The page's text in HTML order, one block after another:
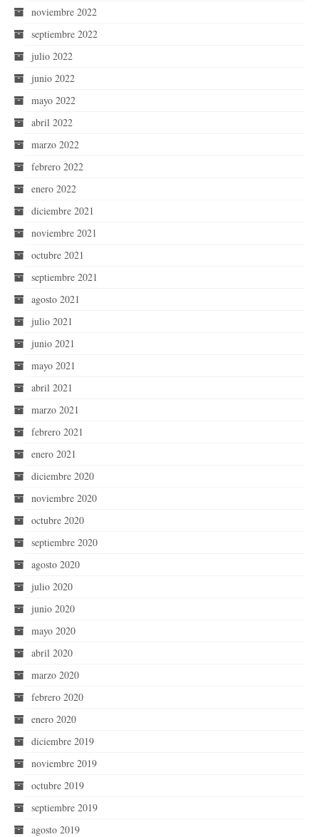
noviembre 2022
septiembre 2022
julio 2022
junio 2022
mayo 2022
abril 2022
marzo 2022
febrero 2022
enero 2022
diciembre 2021
noviembre 2021
octubre 2021
septiembre 2021
agosto 2021
julio 2021
junio 2021
mayo 2021
abril 2021
marzo 2021
febrero 2021
enero 2021
diciembre 2020
noviembre 2020
octubre 2020
septiembre 2020
agosto 2020
julio 2020
junio 2020
mayo 2020
abril 2020
marzo 2020
febrero 2020
enero 2020
diciembre 2019
noviembre 2019
octubre 2019
septiembre 2019
agosto 2019